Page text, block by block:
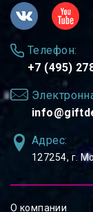
Телефон:
+7 (495)
Адрес:
127254, ⁠г.
О компании